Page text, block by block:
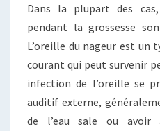
Dans la plupart des
pendant la grossesse
L’oreille du nageur est un
courant qui peut survenir
infection de l’oreille se
auditif externe,
de l’eau sale ou avoir